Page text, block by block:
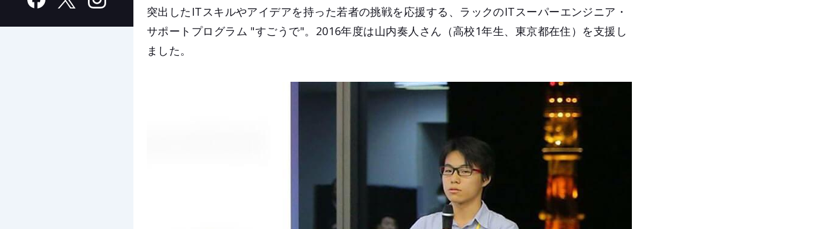
突出したITスキルやアイデアを持った若者の挑戦を応援する、ラックのITスーパーエンジニア・
サポートプログラム "すごうで"。2016年度は山内奏人さん（高校1年生、東京都在住）を支援し
ました。